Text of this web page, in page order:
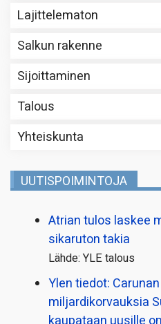
Lajittelematon
Salkun rakenne
Sijoittaminen
Talous
Yhteiskunta
UUTISPOIMINTOJA
Atrian tulos laskee
sikaruton takia
Lähde: YLE talous
Ylen tiedot:
miljardi­korvauksia